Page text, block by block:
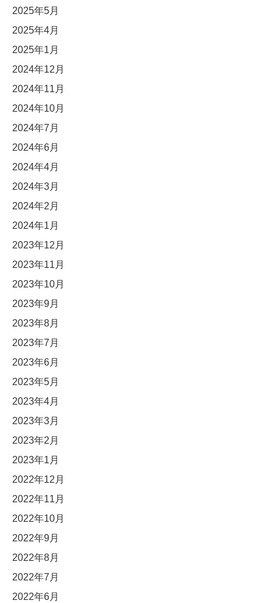
2025年5月
2025年4月
2025年1月
2024年12月
2024年11月
2024年10月
2024年7月
2024年6月
2024年4月
2024年3月
2024年2月
2024年1月
2023年12月
2023年11月
2023年10月
2023年9月
2023年8月
2023年7月
2023年6月
2023年5月
2023年4月
2023年3月
2023年2月
2023年1月
2022年12月
2022年11月
2022年10月
2022年9月
2022年8月
2022年7月
2022年6月